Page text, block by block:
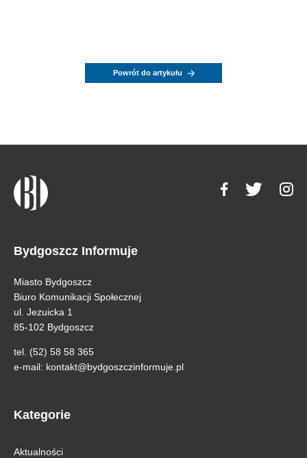
Powrót do artykułu
Bydgoszcz Informuje
Miasto Bydgoszcz
Biuro Komunikacji Społecznej
ul. Jezuicka 1
85-102 Bydgoszcz
tel. (52) 58 58 365
e-mail: kontakt@bydgoszczinformuje.pl
Kategorie
Aktualności